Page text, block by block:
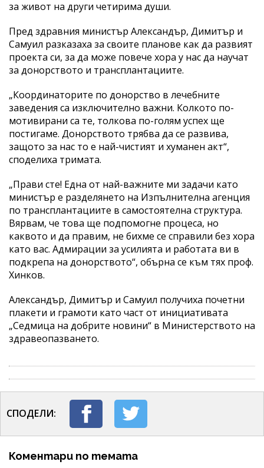
за живот на други четирима души.
Пред здравния министър Александър, Димитър и
Самуил разказаха за своите планове как да развият
проекта си, за да може повече хора у нас да научат
за донорството и трансплантациите.
„Координаторите по донорство в лечебните
заведения са изключително важни. Колкото по-
мотивирани са те, толкова по-голям успех ще
постигаме. Донорството трябва да се развива,
защото за нас то е най-чистият и хуманен акт“,
споделиха тримата.
„Прави сте! Една от най-важните ми задачи като
министър е разделянето на Изпълнителна агенция
по трансплантациите в самостоятелна структура.
Вярвам, че това ще подпомогне процеса, но
каквото и да правим, не бихме се справили без хора
като вас. Адмирации за усилията и работата ви в
подкрепа на донорството“, обърна се към тях проф.
Хинков.
Александър, Димитър и Самуил получиха почетни
плакети и грамоти като част от инициативата
„Седмица на добрите новини“ в Министерството на
здравеопазването.
СПОДЕЛИ:
Коментари по темата